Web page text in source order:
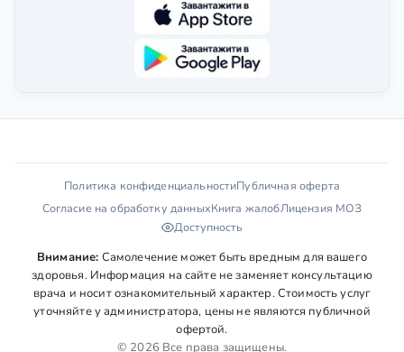
Политика конфиденциальностиПубличная оферта
Согласие на обработку данныхКнига жалобЛицензия МОЗ
Доступность
Внимание: Самолечение может быть вредным для вашего
здоровья. Информация на сайте не заменяет консультацию
врача и носит ознакомительный характер. Стоимость услуг
уточняйте у администратора, цены не являются публичной
офертой.
© 2026 Все права защищены.